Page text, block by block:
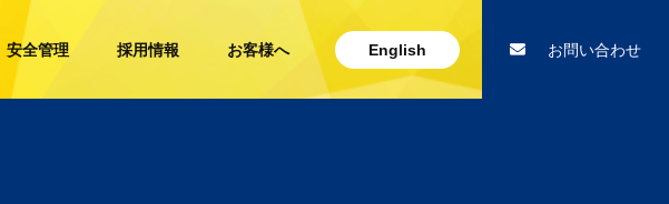
安全管理 採用情報 お客様へ English お問い合わせ